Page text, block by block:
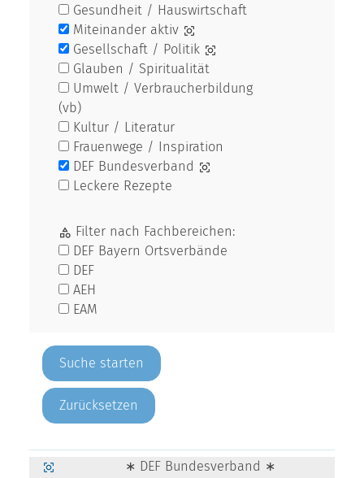
Gesundheit / Hauswirtschaft
Miteinander aktiv
Gesellschaft / Politik
Glauben / Spiritualität
Umwelt / Verbraucherbildung
(vb)
Kultur / Literatur
Frauenwege / Inspiration
DEF Bundesverband
Leckere Rezepte
Filter nach Fachbereichen:
DEF Bayern Ortsverbände
DEF
AEH
EAM
Zurücksetzen
∗ DEF Bundesverband ∗